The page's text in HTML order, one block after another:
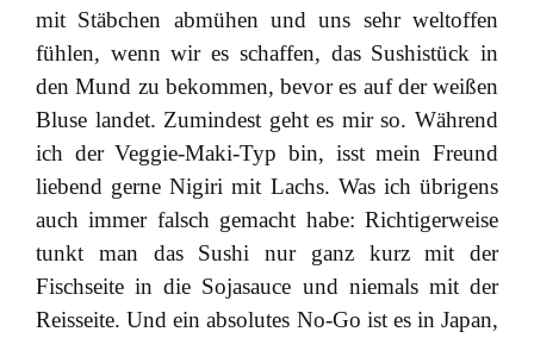
mit Stäbchen abmühen und uns sehr weltoffen
fühlen, wenn wir es schaffen, das Sushistück in
den Mund zu bekommen, bevor es auf der weißen
Bluse landet. Zumindest geht es mir so. Während
ich der Veggie-Maki-Typ bin, isst mein Freund
liebend gerne Nigiri mit Lachs. Was ich übrigens
auch immer falsch gemacht habe: Richtigerweise
tunkt man das Sushi nur ganz kurz mit der
Fischseite in die Sojasauce und niemals mit der
Reisseite. Und ein absolutes No-Go ist es in Japan,